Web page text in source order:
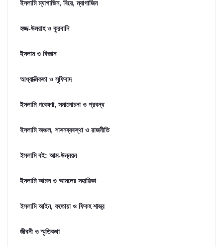
ইসলামি ম্যাগাজিন, বিয়ে, ম্যাগাজিন
হজ্জ-উমরাহ ও কুরবানি
ইসলাম ও বিজ্ঞান
আধ্যাত্মিকতা ও সুফিবাদ
ইসলামি গবেষণা, সমালোচনা ও প্রবন্ধ
ইসলামি অঞ্চল, শাসনব্যবস্থা ও রাজনীতি
ইসলামি বই: আত্ম-উন্নয়ন
ইসলামি আমল ও আমলের সহায়িকা
ইসলামি আইন, ফতোয়া ও ফিকহ শাস্ত্র
জীবনী ও স্মৃতিকথা